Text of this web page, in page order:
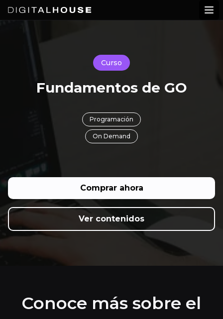
Digital House
Curso
Fundamentos de GO
Programación
On Demand
Comprar ahora
Ver contenidos
Conoce más sobre el